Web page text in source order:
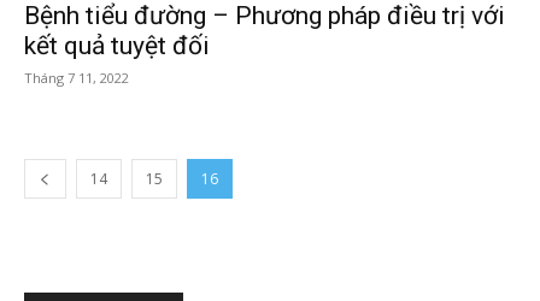
Bệnh tiểu đường – Phương pháp điều trị với
kết quả tuyệt đối
Tháng 7 11, 2022
14 15 16